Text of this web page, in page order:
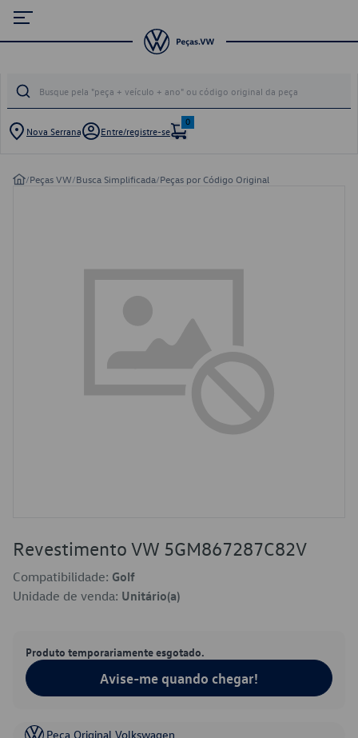
Nova Serrana Entre/registre-se
0
/Peças VW/Busca Simplificada/Peças por Código Original
Revestimento VW 5GM867287C82V
Compatibilidade: Golf
Unidade de venda: Unitário(a)
Produto temporariamente esgotado.
Avise-me quando chegar!
Peça Original Volkswagen